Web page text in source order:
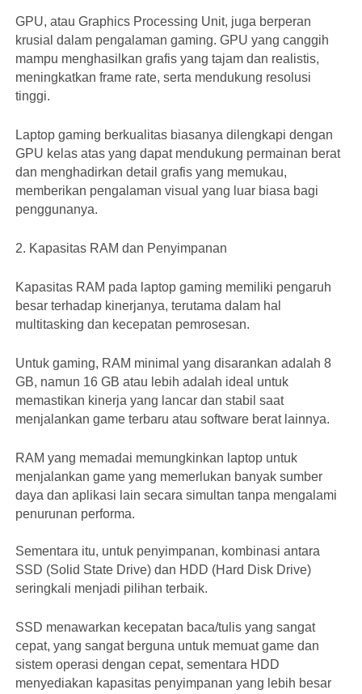
GPU, atau Graphics Processing Unit, juga berperan
krusial dalam pengalaman gaming. GPU yang canggih
mampu menghasilkan grafis yang tajam dan realistis,
meningkatkan frame rate, serta mendukung resolusi
tinggi.
Laptop gaming berkualitas biasanya dilengkapi dengan
GPU kelas atas yang dapat mendukung permainan berat
dan menghadirkan detail grafis yang memukau,
memberikan pengalaman visual yang luar biasa bagi
penggunanya.
2. Kapasitas RAM dan Penyimpanan
Kapasitas RAM pada laptop gaming memiliki pengaruh
besar terhadap kinerjanya, terutama dalam hal
multitasking dan kecepatan pemrosesan.
Untuk gaming, RAM minimal yang disarankan adalah 8
GB, namun 16 GB atau lebih adalah ideal untuk
memastikan kinerja yang lancar dan stabil saat
menjalankan game terbaru atau software berat lainnya.
RAM yang memadai memungkinkan laptop untuk
menjalankan game yang memerlukan banyak sumber
daya dan aplikasi lain secara simultan tanpa mengalami
penurunan performa.
Sementara itu, untuk penyimpanan, kombinasi antara
SSD (Solid State Drive) dan HDD (Hard Disk Drive)
seringkali menjadi pilihan terbaik.
SSD menawarkan kecepatan baca/tulis yang sangat
cepat, yang sangat berguna untuk memuat game dan
sistem operasi dengan cepat, sementara HDD
menyediakan kapasitas penyimpanan yang lebih besar